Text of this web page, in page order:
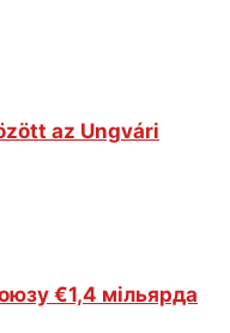
az Ungvári
€1,4 мільярда